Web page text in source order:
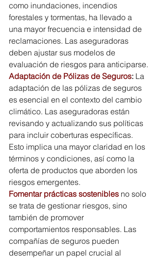
como inundaciones, incendios
forestales y tormentas, ha llevado a
una mayor frecuencia e intensidad de
reclamaciones. Las aseguradoras
deben ajustar sus modelos de
evaluación de riesgos para anticiparse.
Adaptación de Pólizas de Seguros: La
adaptación de las pólizas de seguros
es esencial en el contexto del cambio
climático. Las aseguradoras están
revisando y actualizando sus políticas
para incluir coberturas específicas.
Esto implica una mayor claridad en los
términos y condiciones, así como la
oferta de productos que aborden los
riesgos emergentes.
Fomentar prácticas sostenibles no solo
se trata de gestionar riesgos, sino
también de promover
comportamientos responsables. Las
compañías de seguros pueden
desempeñar un papel crucial al